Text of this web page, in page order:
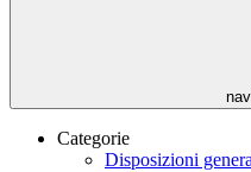
Categorie
Disposizioni